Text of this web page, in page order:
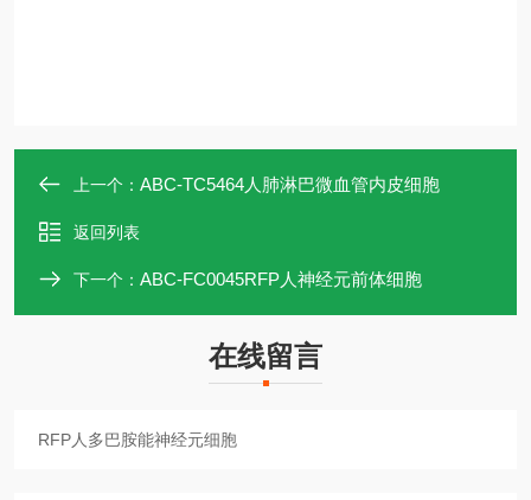
上一个： ABC-TC5464人肺淋巴微血管内皮细胞
返回列表
下一个： ABC-FC0045RFP人神经元前体细胞
在线留言